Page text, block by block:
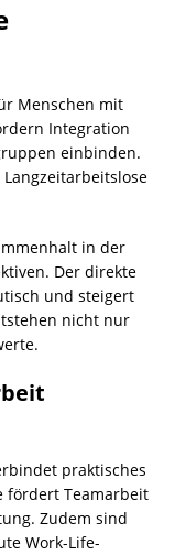
Menschen mit
Integration
einbinden.
in der
Der direkte
und steigert
nicht nur
praktisches
fördert Teamarbeit
Zudem sind
Work-Life-